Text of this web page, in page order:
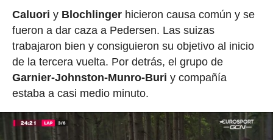
Caluori y Blochlingerhicieron causa común y se
fueron a dar caza a Pedersen. Las suizas
trabajaron bien y consiguieron su objetivo al inicio
de la tercera vuelta. Por detrás, el grupo de
Garnier-Johnston-Munro-Buri y compañía
estaba a casi medio minuto.